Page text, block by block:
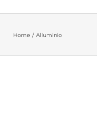
Home Alluminio